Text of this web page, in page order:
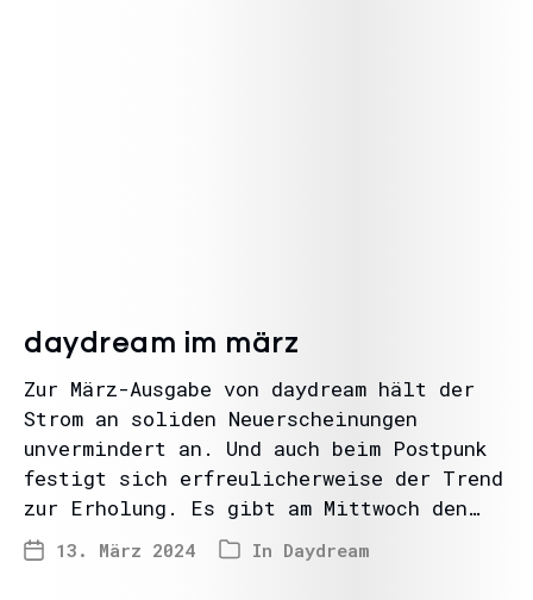
daydream im märz
Zur März-Ausgabe von daydream hält der
Strom an soliden Neuerscheinungen
unvermindert an. Und auch beim Postpunk
festigt sich erfreulicherweise der Trend
zur Erholung. Es gibt am Mittwoch den…
13. März 2024 In Daydream